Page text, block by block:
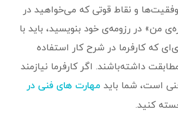
و نقاط قوتی که می‌خواهید در
من» در رزومه‌ی خود بنویسید، باید با
که کارفرما در شرح کار استفاده
داشته‌باشند. اگر کارفرما نیازمند
است، شما باید مهارت های فنی در
کنید.